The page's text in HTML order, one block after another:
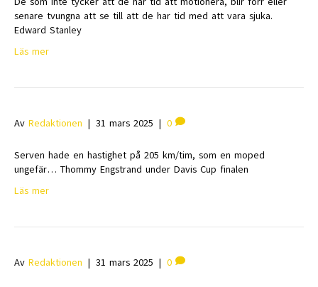
senare tvungna att se till att de har tid med att vara sjuka.
Edward Stanley
Läs mer
Av Redaktionen | 31 mars 2025 | 0
Serven hade en hastighet på 205 km/tim, som en moped
ungefär… Thommy Engstrand under Davis Cup finalen
Läs mer
Av Redaktionen | 31 mars 2025 | 0